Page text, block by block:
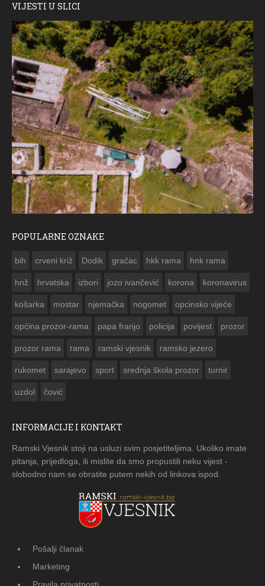
VIJESTI U SLICI
POPULARNE OZNAKE
bih crveni križ Dodik gračac hkk rama hnk rama
hnž hrvatska izbori jozo ivančević korona koronavirus
košarka mostar njemačka nogomet opcinsko vijeće
općina prozor-rama papa franjo policija povijest prozor
prozor rama rama ramski vjesnik ramsko jezero
rukomet sarajevo sport srednja škola prozor turnir
uzdol čović
INFORMACIJE I KONTAKT
Ramski Vjesnik stoji na usluzi svim posjetiteljima. Ukoliko imate
pitanja, prijedloga, ili mislite da smo propustili neku vijest -
slobodno nam se obratite putem nekih od linkova ispod.
Pošalji članak
Marketing